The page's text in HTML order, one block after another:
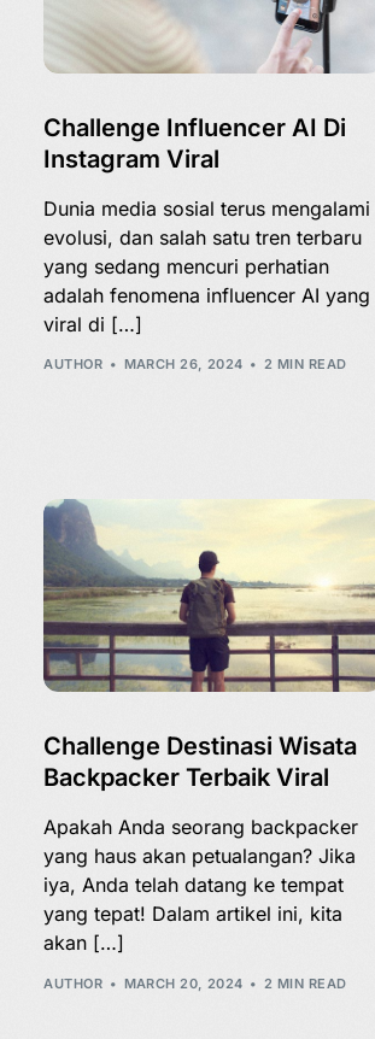
Challenge Influencer AI Di
Instagram Viral
Dunia media sosial terus mengalami
evolusi, dan salah satu tren terbaru
yang sedang mencuri perhatian
adalah fenomena influencer AI yang
viral di […]
AUTHOR MARCH 26, 2024 2 MIN READ
Challenge Destinasi Wisata
Backpacker Terbaik Viral
Apakah Anda seorang backpacker
yang haus akan petualangan? Jika
iya, Anda telah datang ke tempat
yang tepat! Dalam artikel ini, kita
akan […]
AUTHOR MARCH 20, 2024 2 MIN READ